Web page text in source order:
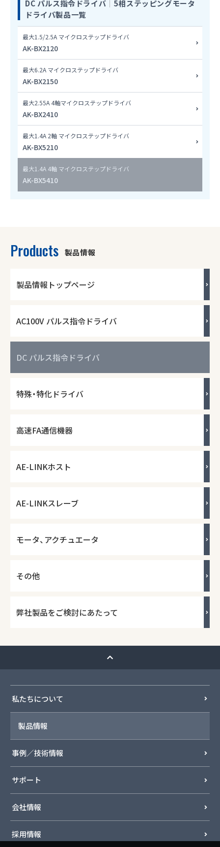
DC パルス指令ドライバ ｜ 5相ステッピングモータ
ドライバ製品一覧
最大1.5/2.5A マイクロステップドライバ
AK-BX2120
最大6.2A マイクロステップドライバ
AK-BX2150
最大2.55A 4軸マイクロステップドライバ
AK-BX2410
最大1.4A 2軸 マイクロステップドライバ
AK-BX5210
最大1.4A 4軸 マイクロステップドライバ
AK-BX5410
Products 製品情報
製品情報トップページ
AC100V パルス指令ドライバ
DC パルス指令ドライバ
特殊・特化ドライバ
高速FA通信機器
AE-LINKホスト
AE-LINKスレーブ
モータ、アクチュエータ
その他
弊社製品をご検討にあたって
私たちについて
製品情報
事例／技術情報
サポート
会社情報
採用情報